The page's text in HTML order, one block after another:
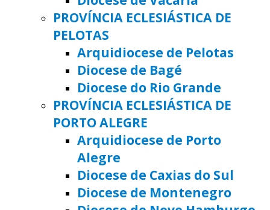
PROVÍNCIA ECLESIÁSTICA DE
PELOTAS
Arquidiocese de Pelotas
Diocese de Bagé
Diocese do Rio Grande
PROVÍNCIA ECLESIÁSTICA DE
PORTO ALEGRE
Arquidiocese de Porto
Alegre
Diocese de Caxias do Sul
Diocese de Montenegro